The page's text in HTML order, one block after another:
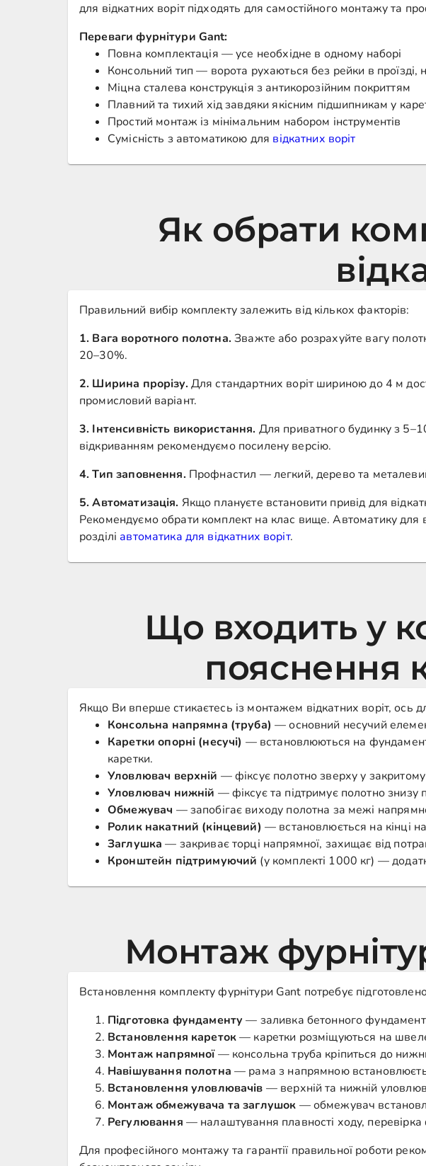
для відкатних воріт підходять для самостійного монтажу та
Переваги фурнітури Gant:
Повна комплектація — усе необхідне в одному наборі
Консольний тип — ворота рухаються без рейки в проїзді,
Міцна сталева конструкція з антикорозійним покриттям
Плавний та тихий хід завдяки якісним підшипникам у
Простий монтаж із мінімальним набором інструментів
Сумісність з автоматикою для відкатних воріт
Як обрати
Правильний вибір комплекту залежить від кількох факторів:
1. Вага воротного полотна. Зважте або розрахуйте вагу
20–30%.
2. Ширина прорізу. Для стандартних воріт шириною до 4 м
промисловий варіант.
3. Інтенсивність використання. Для приватного будинку з
відкриванням рекомендуємо посилену версію.
4. Тип заповнення. Профнастил — легкий, дерево та
5. Автоматизація. Якщо плануєте встановити привід для
Рекомендуємо обрати комплект на клас вище. Автоматику
розділі автоматика для відкатних воріт.
Що входить у
пояснення
Якщо Ви вперше стикаєтесь із монтажем відкатних воріт, ось
Консольна напрямна (труба) — основний несучий
Каретки опорні (несучі) — встановлюються на
каретки.
Уловлювач верхній — фіксує полотно зверху у
Уловлювач нижній — фіксує та підтримує полотно
Обмежувач — запобігає виходу полотна за межі
Ролик накатний (кінцевий) — встановлюється на кінці
Заглушка — закриває торці напрямної, захищає від
Кронштейн підтримуючий (у комплекті 1000 кг) —
Монтаж
Встановлення комплекту фурнітури Gant потребує
Підготовка фундаменту — заливка бетонного
Встановлення кареток— каретки розміщуються на
Монтаж напрямної— консольна труба кріпиться до
Навішування полотна — рама з напрямною
Встановлення уловлювачів — верхній та нижній
Монтаж обмежувача та заглушок — обмежувач
Регулювання — налаштування плавності ходу, перевірка
Для професійного монтажу та гарантії правильної роботи